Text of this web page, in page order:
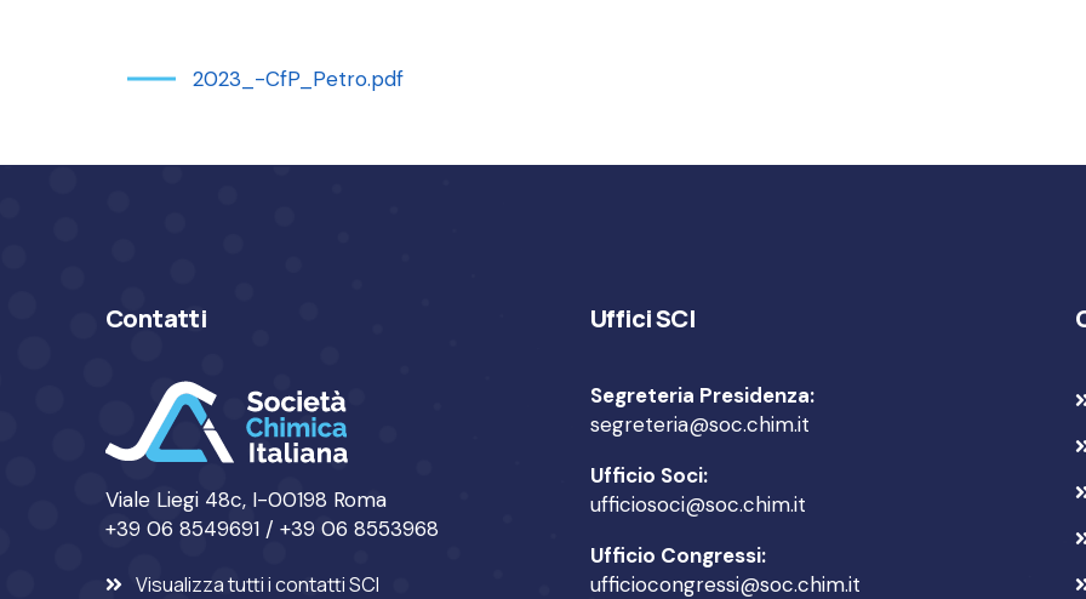
2023_-CfP_Petro.pdf
Contatti
Viale Liegi 48c, I-00198 Roma
+39 06 8549691 / +39 06 8553968
Visualizza tutti i contatti SCI
Uffici SCI
Segreteria Presidenza:
segreteria@soc.chim.it
Ufficio Soci:
ufficiosoci@soc.chim.it
Ufficio Congressi:
ufficiocongressi@soc.chim.it